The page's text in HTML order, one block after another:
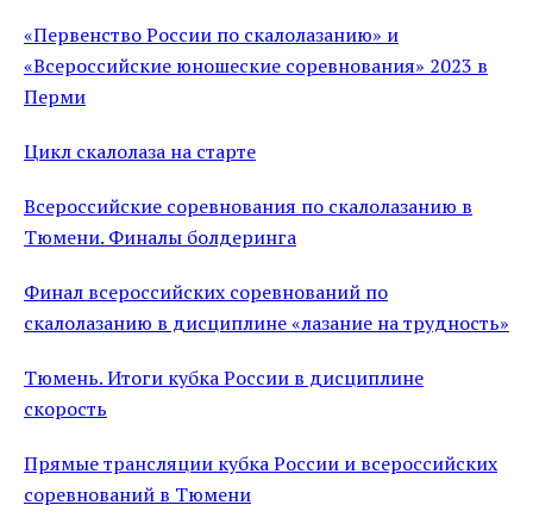
«Первенство России по скалолазанию» и
«Всероссийские юношеские соревнования» 2023 в
Перми
Цикл скалолаза на старте
Всероссийские соревнования по скалолазанию в
Тюмени. Финалы болдеринга
Финал всероссийских соревнований по
скалолазанию в дисциплине «лазание на трудность»
Тюмень. Итоги кубка России в дисциплине
скорость
Прямые трансляции кубка России и всероссийских
соревнований в Тюмени